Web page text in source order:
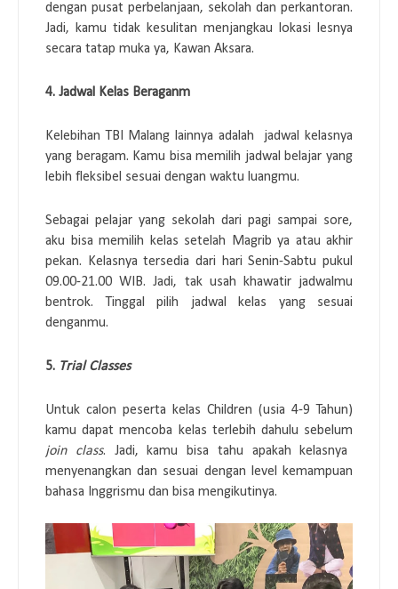
dengan pusat perbelanjaan, sekolah dan perkantoran.
Jadi, kamu tidak kesulitan menjangkau lokasi lesnya
secara tatap muka ya, Kawan Aksara.
4. Jadwal Kelas Beraganm
Kelebihan TBI Malang lainnya adalah jadwal kelasnya
yang beragam. Kamu bisa memilih jadwal belajar yang
lebih fleksibel sesuai dengan waktu luangmu.
Sebagai pelajar yang sekolah dari pagi sampai sore,
aku bisa memilih kelas setelah Magrib ya atau akhir
pekan. Kelasnya tersedia dari hari Senin-Sabtu pukul
09.00-21.00 WIB. Jadi, tak usah khawatir jadwalmu
bentrok. Tinggal pilih jadwal kelas yang sesuai
denganmu.
5. Trial Classes
Untuk calon peserta kelas Children (usia 4-9 Tahun)
kamu dapat mencoba kelas terlebih dahulu sebelum
join class. Jadi, kamu bisa tahu apakah kelasnya
menyenangkan dan sesuai dengan level kemampuan
bahasa Inggrismu dan bisa mengikutinya.